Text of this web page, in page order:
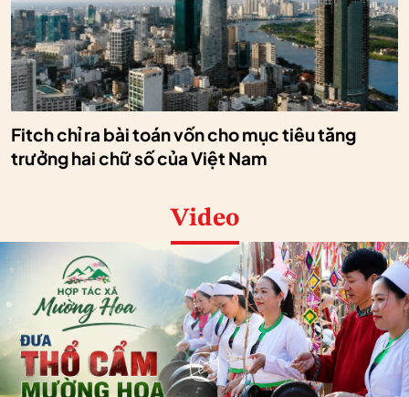
Fitch chỉ ra bài toán vốn cho mục tiêu tăng
trưởng hai chữ số của Việt Nam
Video